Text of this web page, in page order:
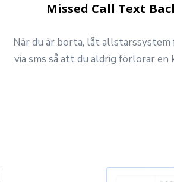
Missed Call Text
När du är borta, låt allstarssystem
via sms så att du aldrig förlorar en